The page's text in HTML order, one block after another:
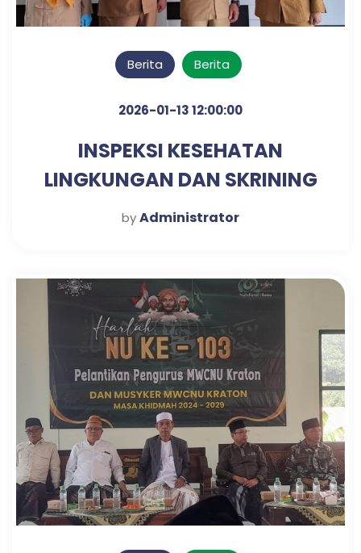
Berita Berita
2026-01-13 12:00:00
INSPEKSI KESEHATAN
LINGKUNGAN DAN SKRINING
DIABETES & HIPERTENSI
byAdministrator